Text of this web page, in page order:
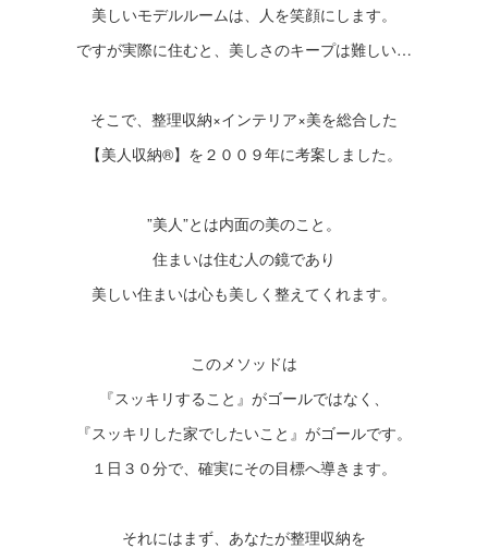
美しいモデルルームは、人を笑顔にします。
ですが実際に住むと、美しさのキープは難しい…
そこで、整理収納×インテリア×美を総合した
【美人収納®】を２００９年に考案しました。
”美人”とは内面の美のこと。
住まいは住む人の鏡であり
美しい住まいは心も美しく整えてくれます。
このメソッドは
『スッキリすること』がゴールではなく、
『スッキリした家でしたいこと』がゴールです。
１日３０分で、確実にその目標へ導きます。
それにはまず、あなたが整理収納を